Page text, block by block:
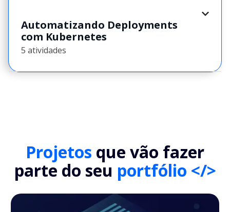
Automatizando Deployments
com Kubernetes
5 atividades
Projetos que vão fazer
parte do seu portfólio </>